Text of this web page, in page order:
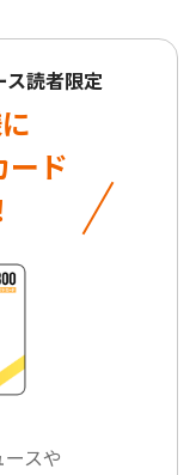
ス読者限定
ード
スや